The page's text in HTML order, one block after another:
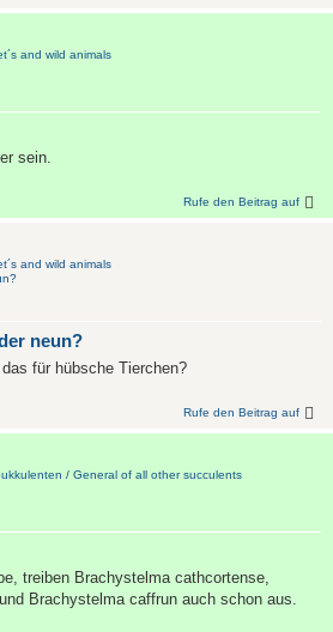
and wild animals
sein.
Rufe den Beitrag auf
and wild animals
neun?
für hübsche Tierchen?
Rufe den Beitrag auf
/ General of all other succulents
treiben Brachystelma cathcortense,
Brachystelma caffrun auch schon aus.